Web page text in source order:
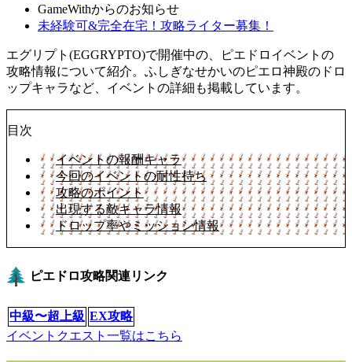
GameWithからのお知らせ
未経験可&完全在宅！攻略ライター募集！
エグリプト(EGGRYPTO)で開催中の、ピエドロイベントの
攻略情報について紹介。ふしぎなせかいのピエロ神殿のドロ
ップキャラなど、イベントの詳細も掲載しています。
目次
イベントの報酬キャラ
今回のイベントの耐性持ち
攻略のポイント
出現する敵キャラ情報
ドロップ率やミッション情報
ピエドロ攻略関連リンク
中級〜超上級 EX攻略
イベントクエスト一覧はこちら